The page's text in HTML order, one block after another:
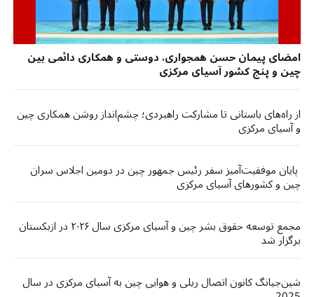
امضای پیمان حسن همجواری، دوستی و همکاری دائمی بین
چین و پنج کشور آسیای مرکزی
از راه‌های باستانی تا مشارکت راهبردی؛ چشم‌انداز روشن همکاری چین
و آسیای مرکزی
پایان موفقیت‌آمیز سفر رئیس جمهور چین در دومین اجلاس سران
چین و کشورهای آسیای مرکزی
مجمع توسعه حقوق بشر چین و آسیای مرکزی سال ۲۰۲۶ در ازبکستان
برگزار شد
شین‌جیانگ کانون اتصال ریلی و هوایی چین به آسیای مرکزی در سال